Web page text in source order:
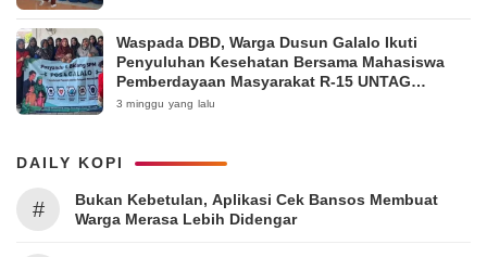
Waspada DBD, Warga Dusun Galalo Ikuti
Penyuluhan Kesehatan Bersama Mahasiswa
Pemberdayaan Masyarakat R-15 UNTAG
Surabaya 2026
3 minggu yang lalu
DAILY KOPI
#
Bukan Kebetulan, Aplikasi Cek Bansos Membuat
Warga Merasa Lebih Didengar